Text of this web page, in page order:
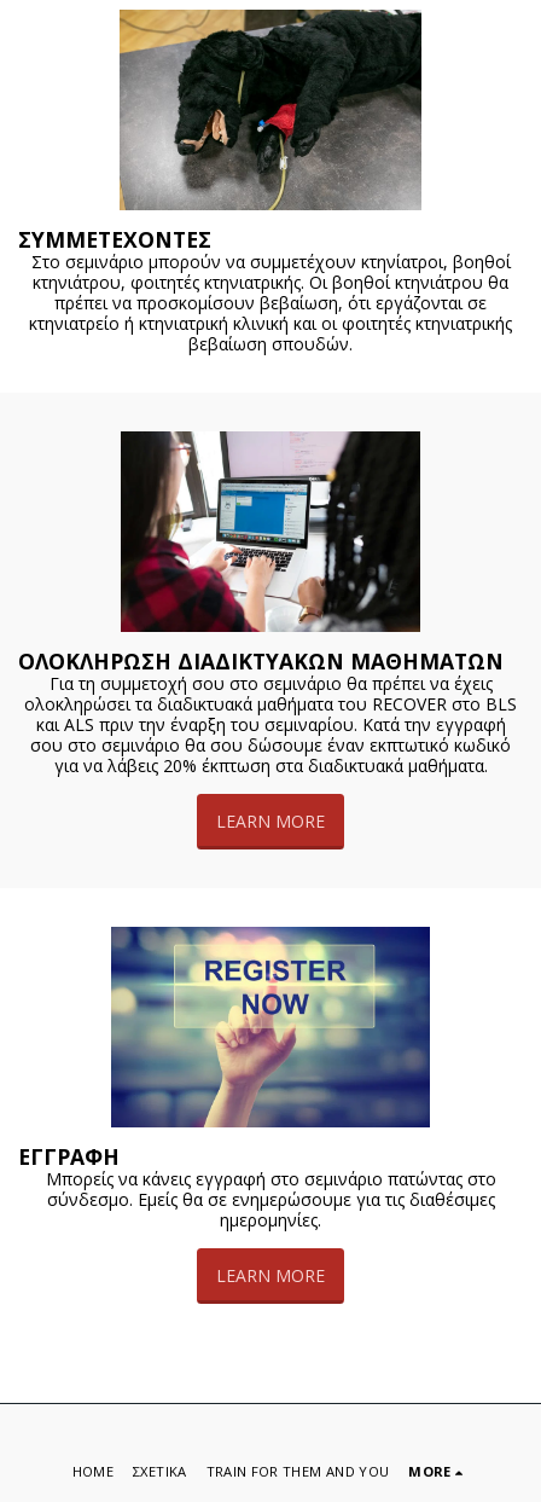
ΣΥΜΜΕΤΕΧΟΝΤΕΣ
Στο σεμινάριο μπορούν να συμμετέχουν κτηνίατροι, βοηθοί
κτηνιάτρου, φοιτητές κτηνιατρικής. Οι βοηθοί κτηνιάτρου θα
πρέπει να προσκομίσουν βεβαίωση, ότι εργάζονται σε
κτηνιατρείο ή κτηνιατρική κλινική και οι φοιτητές κτηνιατρικής
βεβαίωση σπουδών.
ΟΛΟΚΛΗΡΩΣΗ ΔΙΑΔΙΚΤΥΑΚΩΝ ΜΑΘΗΜΑΤΩΝ
Για τη συμμετοχή σου στο σεμινάριο θα πρέπει να έχεις
ολοκληρώσει τα διαδικτυακά μαθήματα του RECOVER στο BLS
και ALS πριν την έναρξη του σεμιναρίου. Κατά την εγγραφή
σου στο σεμινάριο θα σου δώσουμε έναν εκπτωτικό κωδικό
για να λάβεις 20% έκπτωση στα διαδικτυακά μαθήματα.
LEARN MORE
ΕΓΓΡΑΦΗ
Μπορείς να κάνεις εγγραφή στο σεμινάριο πατώντας στο
σύνδεσμο. Εμείς θα σε ενημερώσουμε για τις διαθέσιμες
ημερομηνίες.
LEARN MORE
HOME ΣΧΕΤΙΚΑ TRAIN FOR THEM AND YOU MORE